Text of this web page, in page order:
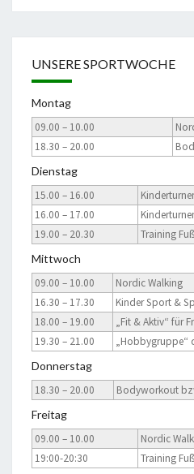
UNSERE SPORTWOCHE
Montag
09.00 – 10.00
18.30 – 20.00
Dienstag
15.00 – 16.00
16.00 – 17.00
19.00 – 20.30
Training
Mittwoch
09.00 – 10.00
Nordic Walking
16.30 – 17.30
Kinder Sport &
18.00 – 19.00
„Fit & Aktiv“ für
19.30 – 21.00
„Hobbygruppe“
Donnerstag
18.30 – 20.00
Bodyworkout
Freitag
09.00 – 10.00
Nordic
19:00-20:30
Training